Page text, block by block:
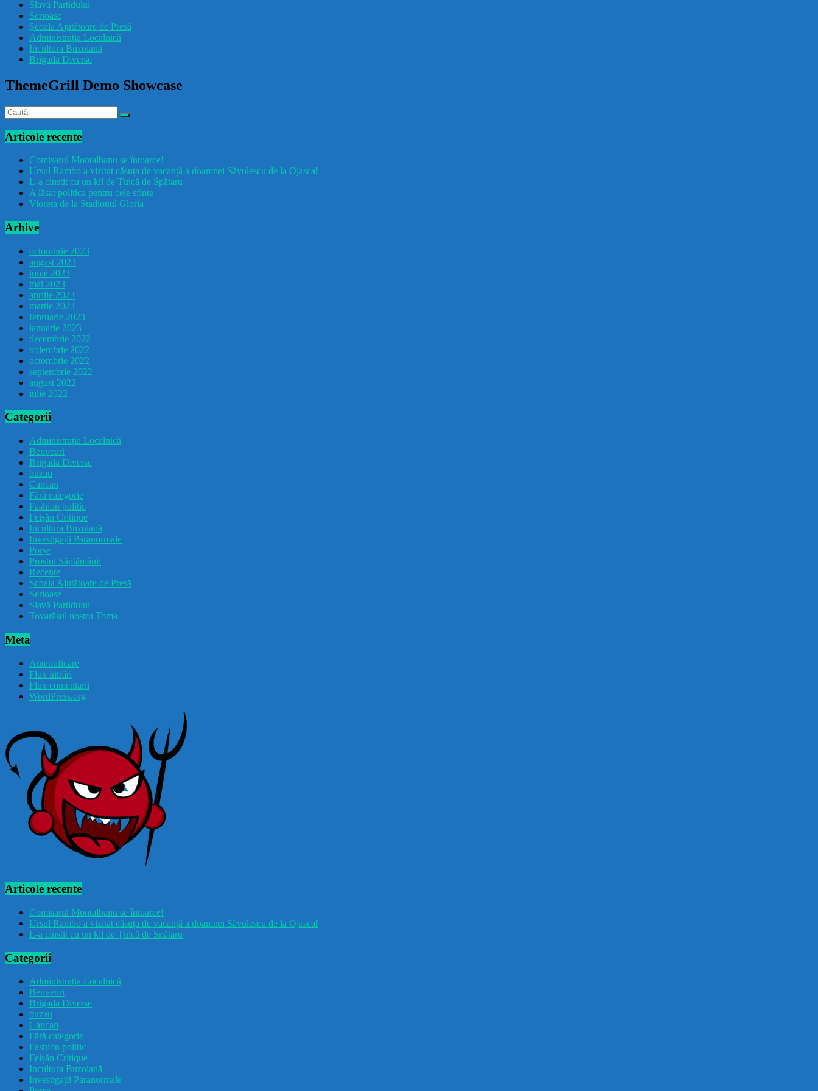
Slavă Partidului
Serioase
Școala Ajutătoare de Presă
Administrația Localnică
Incultura Buzoiană
Brigada Diverse
ThemeGrill Demo Showcase
Articole recente
Comisarul Montalbanu se întoarce!
Ursul Rambo a vizitat căsuța de vacanță a doamnei Săvulescu de la Ojasca!
L-a cinstit cu un kil de Țuică de Spătaru
A lăsat politica pentru cele sfinte
Vioreta de la Stadionul Gloria
Arhive
octombrie 2023
august 2023
iunie 2023
mai 2023
aprilie 2023
martie 2023
februarie 2023
ianuarie 2023
decembrie 2022
noiembrie 2022
octombrie 2022
septembrie 2022
august 2022
iulie 2022
Categorii
Administrația Localnică
Benveuri
Brigada Diverse
buzau
Cancan
Fără categorie
Fashion politic
Feișăn Critique
Incultura Buzoiană
Investigații Paranormale
Porșe
Prostul Săptămânii
Recente
Școala Ajutătoare de Presă
Serioase
Slavă Partidului
Tovarășul nostru Toma
Meta
Autentificare
Flux intrări
Flux comentarii
WordPress.org
Articole recente
Comisarul Montalbanu se întoarce!
Ursul Rambo a vizitat căsuța de vacanță a doamnei Săvulescu de la Ojasca!
L-a cinstit cu un kil de Țuică de Spătaru
Categorii
Administrația Localnică
Benveuri
Brigada Diverse
buzau
Cancan
Fără categorie
Fashion politic
Feișăn Critique
Incultura Buzoiană
Investigații Paranormale